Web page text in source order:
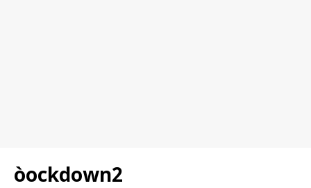
òockdown2